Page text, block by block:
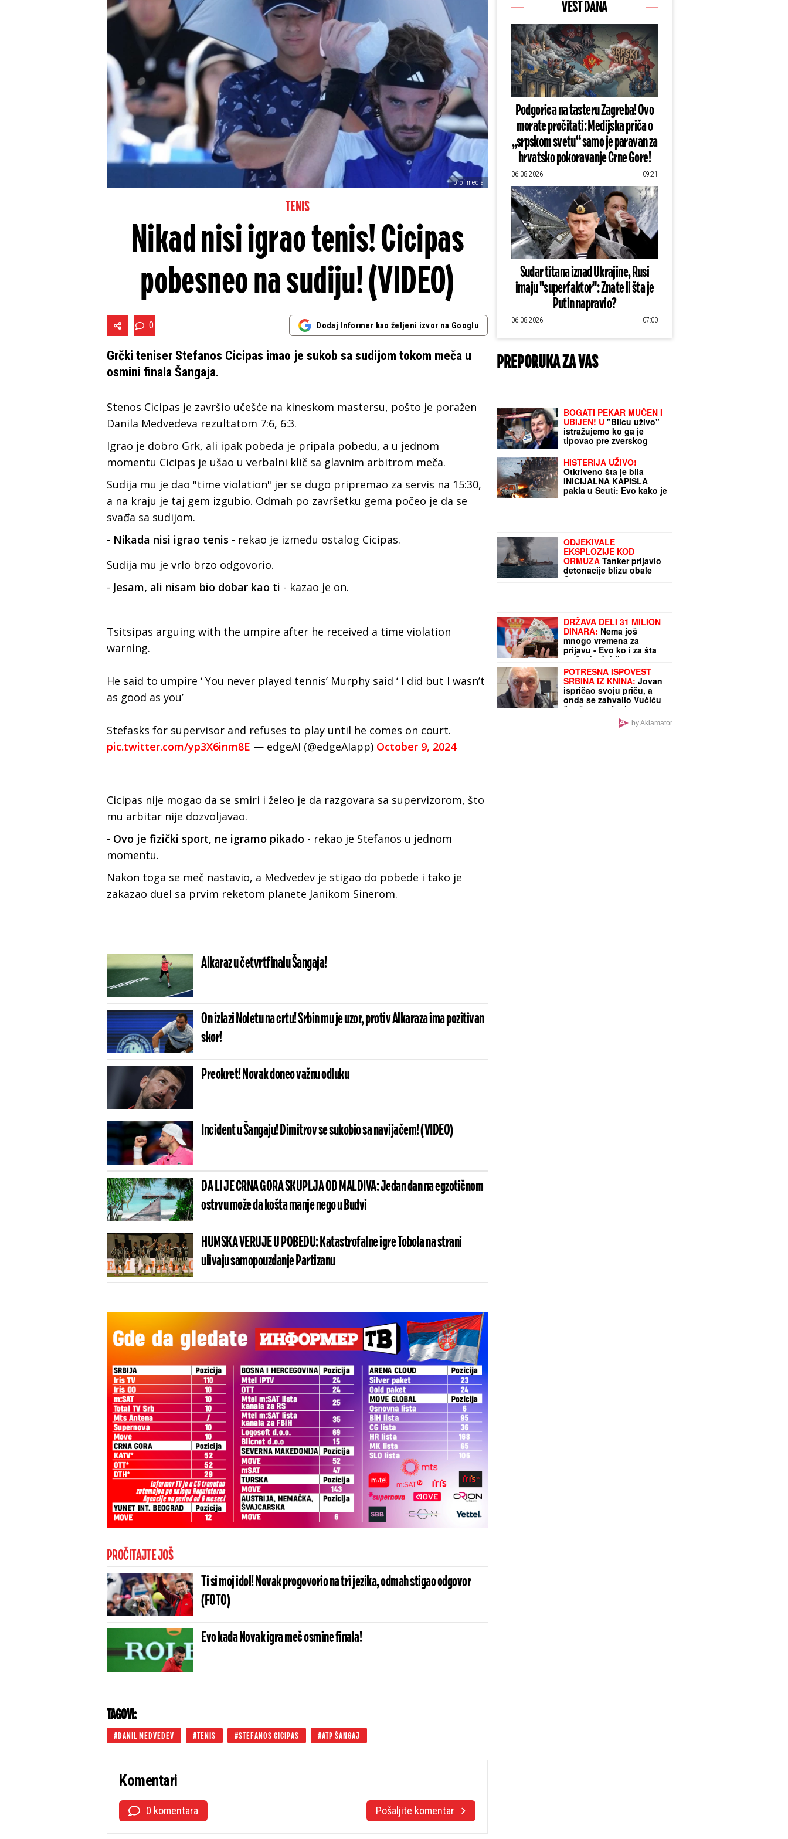
profimedia
TENIS
Nikad nisi igrao tenis! Cicipas
pobesneo na sudiju! (VIDEO)
0 Dodaj Informer kao željeni izvor na Googlu
Grčki teniser Stefanos Cicipas imao je sukob sa sudijom tokom meča u
osmini finala Šangaja.
Stenos Cicipas je završio učešće na kineskom mastersu, pošto je poražen
Danila Medvedeva rezultatom 7:6, 6:3.
Igrao je dobro Grk, ali ipak pobeda je pripala pobedu, a u jednom
momentu Cicipas je ušao u verbalni klič sa glavnim arbitrom meča.
Sudija mu je dao "time violation" jer se dugo pripremao za servis na 15:30,
a na kraju je taj gem izgubio. Odmah po završetku gema počeo je da se
svađa sa sudijom.
- Nikada nisi igrao tenis - rekao je između ostalog Cicipas.
Sudija mu je vrlo brzo odgovorio.
- Jesam, ali nisam bio dobar kao ti - kazao je on.
Tsitsipas arguing with the umpire after he received a time violation
warning.
He said to umpire ‘ You never played tennis’ Murphy said ‘ I did but I wasn’t
as good as you’
Stefasks for supervisor and refuses to play until he comes on court.
pic.twitter.com/yp3X6inm8E — edgeAI (@edgeAIapp) October 9, 2024
Cicipas nije mogao da se smiri i želeo je da razgovara sa supervizorom, što
mu arbitar nije dozvoljavao.
- Ovo je fizički sport, ne igramo pikado - rekao je Stefanos u jednom
momentu.
Nakon toga se meč nastavio, a Medvedev je stigao do pobede i tako je
zakazao duel sa prvim reketom planete Janikom Sinerom.
Alkaraz u četvrtfinalu Šangaja!
On izlazi Noletu na crtu! Srbin mu je uzor, protiv Alkaraza ima pozitivan
skor!
Preokret! Novak doneo važnu odluku
Incident u Šangaju! Dimitrov se sukobio sa navijačem! (VIDEO)
DA LI JE CRNA GORA SKUPLJA OD MALDIVA: Jedan dan na egzotičnom
ostrvu može da košta manje nego u Budvi
HUMSKA VERUJE U POBEDU: Katastrofalne igre Tobola na strani
ulivaju samopouzdanje Partizanu
PROČITAJTE JOŠ
Ti si moj idol! Novak progovorio na tri jezika, odmah stigao odgovor
(FOTO)
Evo kada Novak igra meč osmine finala!
TAGOVI:
DANIL MEDVEDEV TENIS STEFANOS CICIPAS ATP ŠANGAJ
Komentari
0 komentara Pošaljite komentar
VEST DANA
Podgorica na tasteru Zagreba! Ovo
morate pročitati: Medijska priča o
„srpskom svetu“ samo je paravan za
hrvatsko pokoravanje Crne Gore!
06.08.2026 09:21
Sudar titana iznad Ukrajine, Rusi
imaju "superfaktor": Znate li šta je
Putin napravio?
06.08.2026 07:00
PREPORUKA ZA VAS
BOGATI PEKAR MUČEN I
UBIJEN! U "Blicu uživo"
istražujemo ko ga je
tipovao pre zverskog
zločina
HISTERIJA UŽIVO!
Otkriveno šta je bila
INICIJALNA KAPISLA
pakla u Seuti: Evo kako je
pokrenut masovni talas
ODJEKIVALE
EKSPLOZIJE KOD
ORMUZA Tanker prijavio
detonacije blizu obale
Omana
DRŽAVA DELI 31 MILION
DINARA: Nema još
mnogo vremena za
prijavu - Evo ko i za šta
može da dobije
bespovratnu pomoć
POTRESNA ISPOVEST
SRBINA IZ KNINA: Jovan
ispričao svoju priču, a
onda se zahvalio Vučiću
što čuva sećanje na
by Aklamator